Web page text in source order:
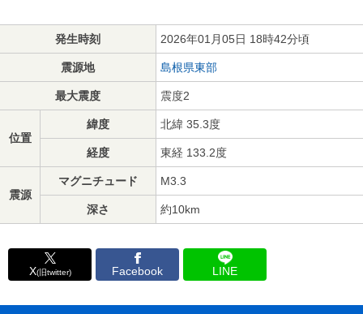
発生時刻 2026年01月05日 18時42分頃
震源地 島根県東部
最大震度 震度2
位置
緯度 北緯 35.3度
経度 東経 133.2度
震源
マグニチュード M3.3
深さ 約10km
X(旧twitter) Facebook LINE